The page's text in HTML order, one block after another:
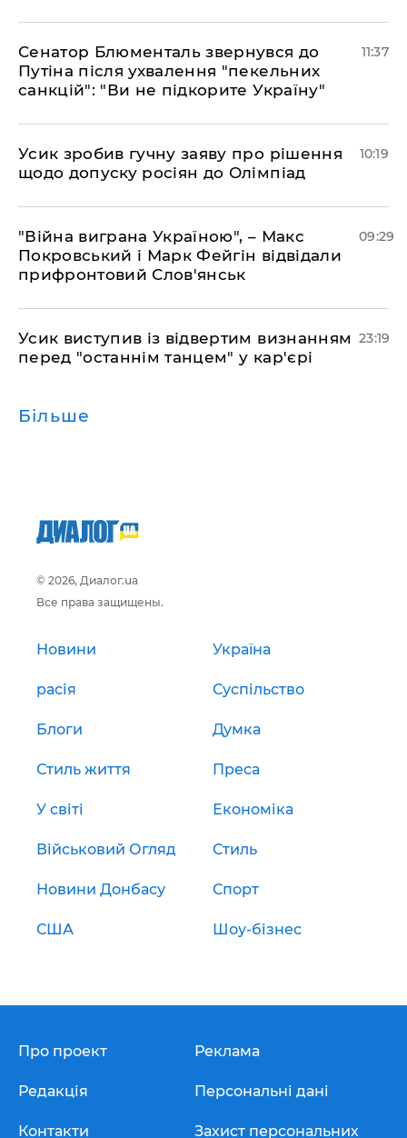
Сенатор Блюменталь звернувся до
Путіна після ухвалення "пекельних
санкцій": "Ви не підкорите Україну"
11:37
Усик зробив гучну заяву про рішення
щодо допуску росіян до Олімпіад
10:19
"Війна виграна Україною", – Макс
Покровський і Марк Фейгін відвідали
прифронтовий Слов'янськ
09:29
​Усик виступив із відвертим визнанням
перед "останнім танцем" у кар'єрі
23:19
Більше
© 2026, Диалог.ua
Все права защищены.
Новини Україна
расія Суспільство
Блоги Думка
Стиль життя Преса
У світі Економіка
Військовий Огляд Стиль
Новини Донбасу Спорт
США Шоу-бізнес
Про проект
Редакція
Контакти
Реклама
Персональні дані
Захист персональних